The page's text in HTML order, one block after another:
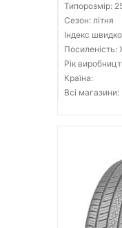
Типорозмір:
Сезон: літня
Індекс
Посиленість:
Рік
Країна:
Всі магазини: